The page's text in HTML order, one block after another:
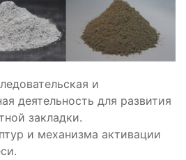
и
деятельность для развития
закладки.
и механизма активации